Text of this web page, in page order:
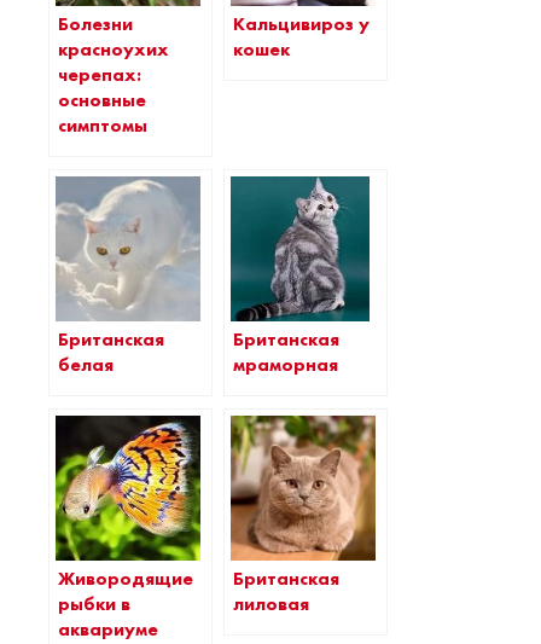
Болезни
красноухих
черепах:
основные
симптомы
Кальцивироз у
кошек
Британская
белая
Британская
мраморная
Живородящие
рыбки в
аквариуме
Британская
лиловая